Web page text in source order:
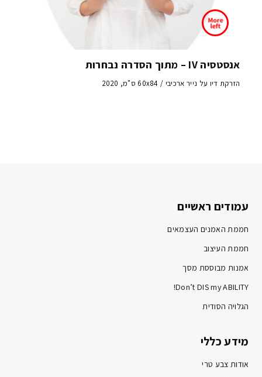
אנסטסיה IV – מתוך הסדרה נבחרות
הזרקת דיו על נייר ארכיבי / 60x84 ס"מ, 2020
עמודים ראשיים
חממת האמנים העצמאים
חממת העיצוב
אמנות מבוססת מסך
Don’t DIS my ABILITY!
הגלויה הסודית
מידע כללי
אודות צבע טרי